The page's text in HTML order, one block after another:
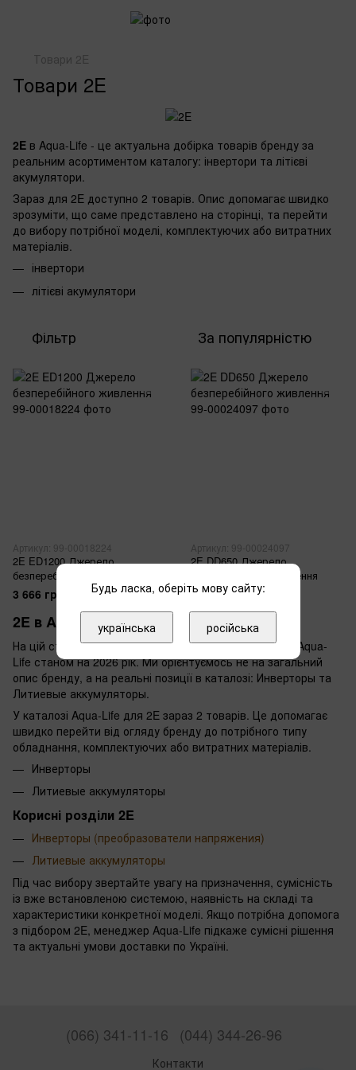
Товари 2E
Товари 2E
2E в Aqua-Life - це актуальна добірка товарів бренду за
реальним асортиментом каталогу: інвертори та літієві
акумулятори.
Зараз для 2E доступно 2 товарів. Опис допомагає швидко
зрозуміти, що саме представлено на сторінці, та перейти
до вибору потрібної моделі, комплектуючих або витратних
матеріалів.
інвертори
літієві акумулятори
Фільтр За популярністю
Артикул: 99-00018224
2E ED1200 Джерело
безперебійного живлення
3 666 грн
Артикул: 99-00024097
2E DD650 Джерело
безперебійного живлення
2 398 грн
2E в Aqua-Life
На цій сторінці зібрано актуальний асортимент 2E в Aqua-
Life станом на 2026 рік. Ми орієнтуємось не на загальний
опис бренду, а на реальні позиції в каталозі: Инверторы та
Литиевые аккумуляторы.
У каталозі Aqua-Life для 2E зараз 2 товарів. Це допомагає
швидко перейти від огляду бренду до потрібного типу
обладнання, комплектуючих або витратних матеріалів.
Инверторы
Литиевые аккумуляторы
Корисні розділи 2E
Инверторы (преобразователи напряжения)
Литиевые аккумуляторы
Під час вибору звертайте увагу на призначення, сумісність
із вже встановленою системою, наявність на складі та
характеристики конкретної моделі. Якщо потрібна допомога
з підбором 2E, менеджер Aqua-Life підкаже сумісні рішення
та актуальні умови доставки по Україні.
(066) 341-11-16 (044) 344-26-96
Контакти
Будь ласка, оберіть мову сайту:
українська російська